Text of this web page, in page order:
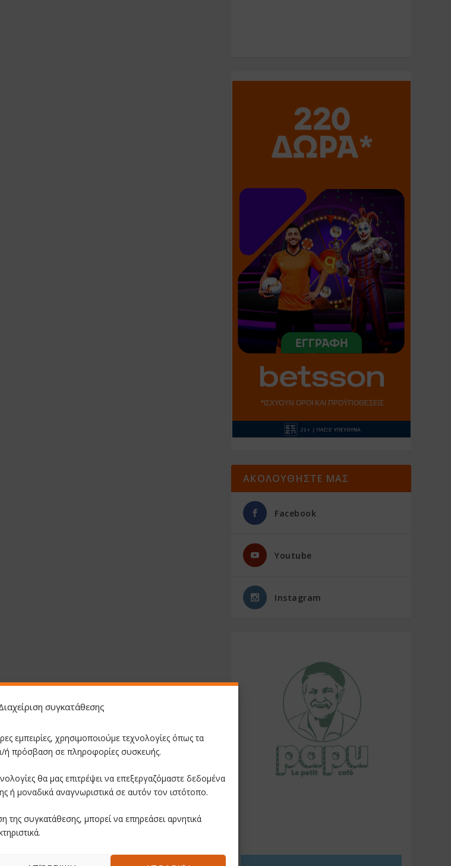
συγκατάθεσης
εμπειρίες, χρησιμοποιούμε τεχνολογίες όπως τα
ή πρόσβαση σε πληροφορίες συσκευής.
θα μας επιτρέψει να επεξεργαζόμαστε δεδομένα
ή μοναδικά αναγνωριστικά σε αυτόν τον ιστότοπο.
συγκατάθεσης, μπορεί να επηρεάσει αρνητικά
ΑΚΟΛΟΥΘΗΣΤΕ ΜΑΣ
Facebook
Youtube
Instagram